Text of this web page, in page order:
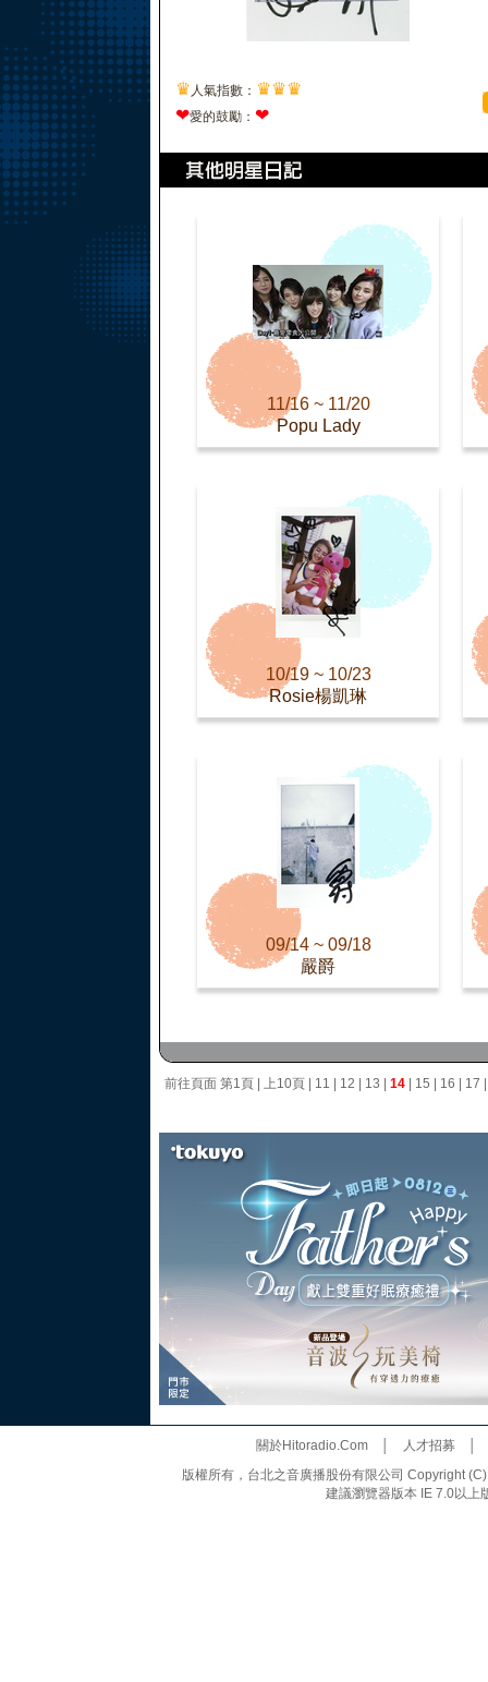
♛ 人氣指數： ♛♛♛
❤愛的鼓勵： ❤
11/16 ~ 11/20
Popu Lady
10/19 ~ 10/23
Rosie楊凱琳
09/14 ~ 09/18
嚴爵
前往頁面 第1頁 上10頁 11 12 13 14 15 16 17
關於Hitoradio.Com│ 人才招募
版權所有，台北之音廣播股份有限公司 Copyright
建議瀏覽器版本 IE 7.0以上